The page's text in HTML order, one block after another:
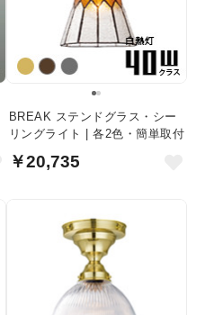
BREAK ステンドグラス・シー
リングライト | 各2色・簡単取付
￥20,735